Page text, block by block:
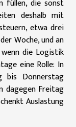
füllen, die sonst
deshalb mit
etwa drei
Woche, und an
die Logistik
eine Rolle: In
bis Donnerstag
dagegen Freitag
Auslastung